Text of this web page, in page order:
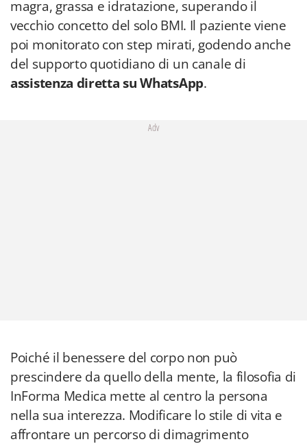
magra, grassa e idratazione, superando il
vecchio concetto del solo BMI. Il paziente viene
poi monitorato con step mirati, godendo anche
del supporto quotidiano di un canale di
assistenza diretta su WhatsApp.
Adv
Poiché il benessere del corpo non può
prescindere da quello della mente, la filosofia di
InForma Medica mette al centro la persona
nella sua interezza. Modificare lo stile di vita e
affrontare un percorso di dimagrimento